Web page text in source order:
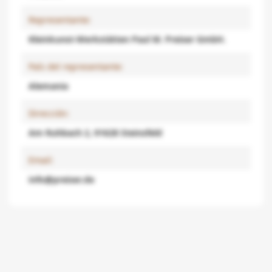
Representante:
Kleinkunst-Werkstätten Paul M. Preiser GmbH.
País del representante:
Alemania
Dirección:
Am Ruhbach 2, 91628 Steinsfeld
Email:
info@preiser.de